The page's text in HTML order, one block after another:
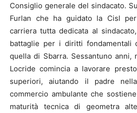
Consiglio generale del sindacato.
Furlan che ha guidato la Cisl
carriera tutta dedicata al
battaglie per i diritti fondamentali
quella di Sbarra. Sessantuno anni,
Locride comincia a lavorare
superiori, aiutando il padre
commercio ambulante che
maturità tecnica di geometra